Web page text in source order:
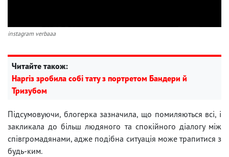
instagram verbaaa
Читайте також:
Наргіз зробила собі тату з портретом Бандери й
Тризубом
Підсумовуючи, блогерка зазначила, що помиляються всі, і
закликала до більш людяного та спокійного діалогу між
співгромадянами, адже подібна ситуація може трапитися з
будь-ким.